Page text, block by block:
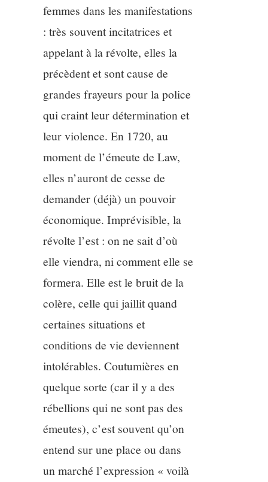
femmes dans les manifestations
: très souvent incitatrices et
appelant à la révolte, elles la
précèdent et sont cause de
grandes frayeurs pour la police
qui craint leur détermination et
leur violence. En 1720, au
moment de l’émeute de Law,
elles n’auront de cesse de
demander (déjà) un pouvoir
économique. Imprévisible, la
révolte l’est : on ne sait d’où
elle viendra, ni comment elle se
formera. Elle est le bruit de la
colère, celle qui jaillit quand
certaines situations et
conditions de vie deviennent
intolérables. Coutumières en
quelque sorte (car il y a des
rébellions qui ne sont pas des
émeutes), c’est souvent qu’on
entend sur une place ou dans
un marché l’expression « voilà